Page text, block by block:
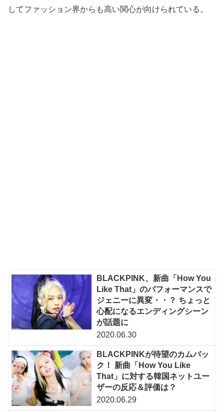
してファッション界からも高い関心が向けられている。
BLACKPINK、新曲「How You
Like That」のパフォーマンスで
ジェニーに異変・・？ ちょっと
心配になるエンディングシーン
が話題に
2020.06.30
BLACKPINKが待望のカムバッ
ク！ 新曲「How You Like
That」に対する韓国ネットユー
ザーの反応＆評価は？
2020.06.29